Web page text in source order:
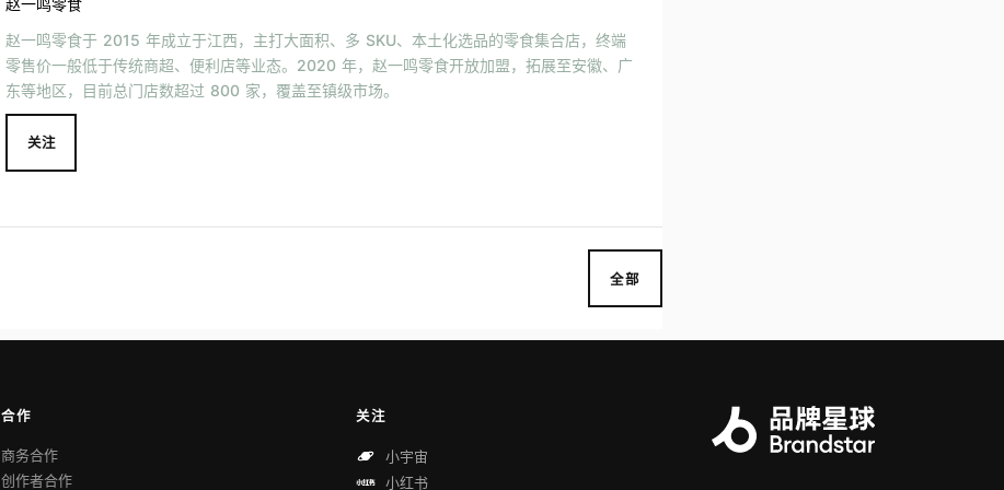
赵一鸣零食
赵一鸣零食于 2015 年成立于江西，主打大面积、多 SKU、本土化选品的零食集合店，终端
零售价一般低于传统商超、便利店等业态。2020 年，赵一鸣零食开放加盟，拓展至安徽、广
东等地区，目前总门店数超过 800 家，覆盖至镇级市场。
关注
全部
合作
商务合作
创作者合作
关注
小宇宙
小红书